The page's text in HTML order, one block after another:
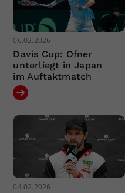
06.02.2026
Davis Cup: Ofner
unterliegt in Japan
im Auftaktmatch
04.02.2026